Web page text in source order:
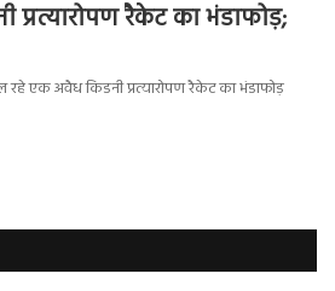
रैकेट का भंडाफोड़;
रहे एक अवैध किडनी प्रत्यारोपण रैकेट का भंडाफोड़